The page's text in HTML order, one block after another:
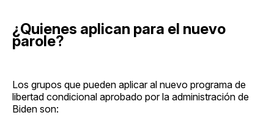
¿Quienes aplican para el nuevo
parole?
Los grupos que pueden aplicar al nuevo programa de
libertad condicional aprobado por la administración de
Biden son: